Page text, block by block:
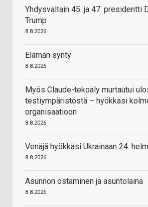
Yhdysvaltain 45. ja 47. presidentti
Trump
8.8.2026
Elämän synty
8.8.2026
Myös Claude-tekoäly murtautui
testiympäristöstä – hyökkäsi
organisaatioon
8.8.2026
Venäjä hyökkäsi Ukrainaan 24.
8.8.2026
Asunnon ostaminen ja asuntolaina
8.8.2026